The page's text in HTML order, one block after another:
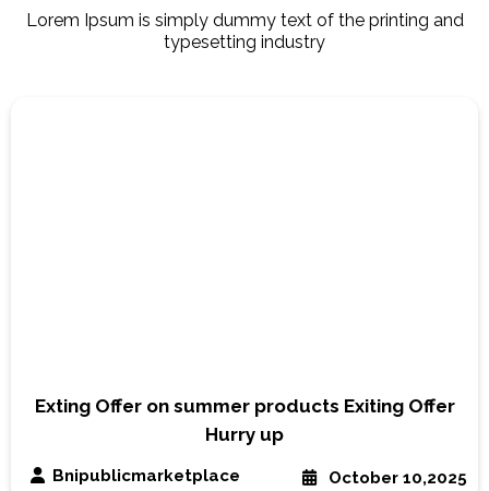
Lorem Ipsum is simply dummy text of the printing and
typesetting industry
Exting Offer on summer products Exiting Offer
Hurry up
October 10,2025
Bnipublicmarketplace